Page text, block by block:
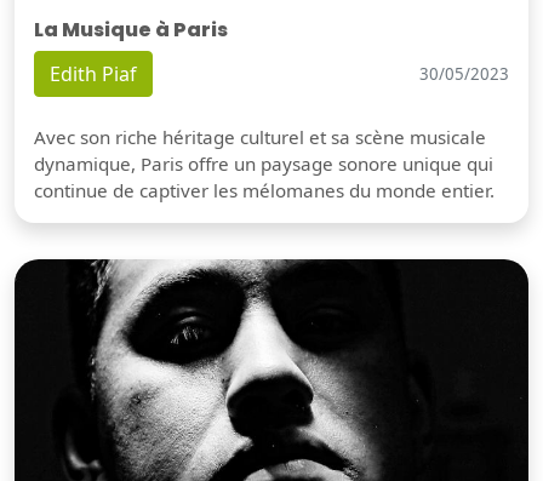
La Musique à Paris
Edith Piaf 30/05/2023
Avec son riche héritage culturel et sa scène musicale
dynamique, Paris offre un paysage sonore unique qui
continue de captiver les mélomanes du monde entier.